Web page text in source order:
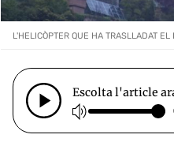
L'HELICÒPTER QUE HA TRASLLADAT EL
Escolta l'article